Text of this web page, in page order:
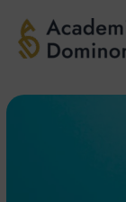
prie
turinio